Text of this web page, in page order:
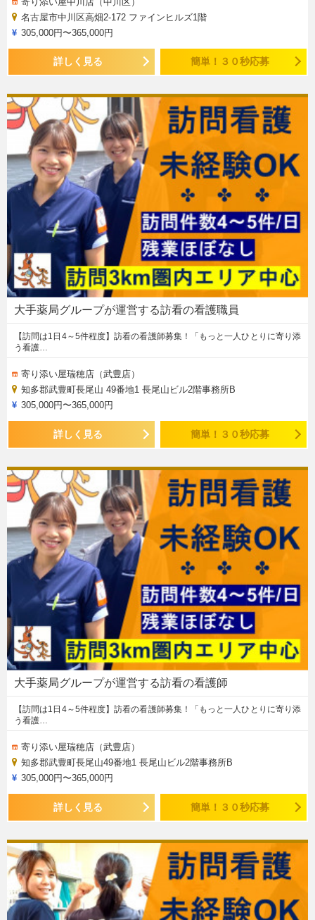
名古屋市中川区高畑2-172 ファインヒルズ1階
305,000円〜365,000円
詳しく見る 簡単！３０秒応募
大手薬局グループが運営する訪看の看護職員
【訪問は1日4～5件程度】訪看の看護師募集！「もっと一人ひとりに寄り添
う看護…
寄り添い屋瑞穂店（武豊店）
知多郡武豊町長尾山 49番地1 長尾山ビル2階事務所B
305,000円〜365,000円
詳しく見る 簡単！３０秒応募
大手薬局グループが運営する訪看の看護師
【訪問は1日4～5件程度】訪看の看護師募集！「もっと一人ひとりに寄り添
う看護…
寄り添い屋瑞穂店（武豊店）
知多郡武豊町長尾山49番地1 長尾山ビル2階事務所B
305,000円〜365,000円
詳しく見る 簡単！３０秒応募